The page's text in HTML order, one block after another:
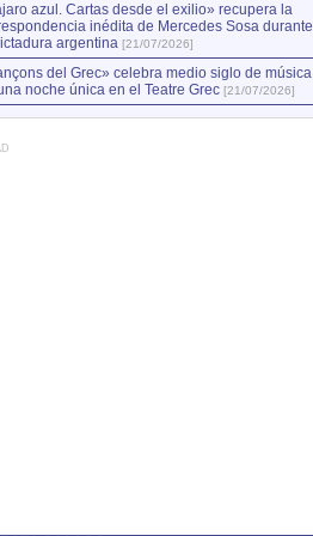
azul. Cartas desde el exilio» recupera la
inédita de Mercedes Sosa durante
argentina [21/07/2026]
del Grec» celebra medio siglo de música
noche única en el Teatre Grec [21/07/2026]